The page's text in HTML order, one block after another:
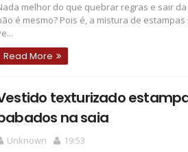
melhor do que quebrar regras e sair
é mesmo? Pois é, a mistura de
Read More
texturizado
na saia
Unknown
19:53